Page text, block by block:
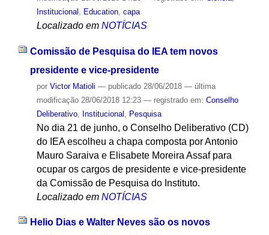
Institucional
Education, capa
Localizado em NOTÍCIAS
Comissão de Pesquisa do IEA tem novos
presidente e vice-presidente
por Victor Matioli — publicado28/06/2018 — última
modificação28/06/2018 12:23 — registrado em: Conselho
Deliberativo, Institucional Pesquisa
No dia 21 de junho, o Conselho Deliberativo (CD)
do IEA escolheu a chapa composta por Antonio
Mauro Saraiva e Elisabete Moreira Assaf para
ocupar os cargos de presidente e vice-presidente
da Comissão de Pesquisa do Instituto.
Localizado em NOTÍCIAS
Helio Dias e Walter Neves são os novos